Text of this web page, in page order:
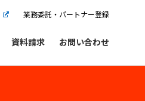
業務委託・パートナー登録
資料請求 お問い合わせ